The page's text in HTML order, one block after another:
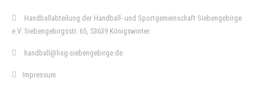
Handballabteilung der Handball- und Sportgemeinschaft Siebengebirge
e.V. Siebengebirgsstr. 65, 53639 Königswinter.
handball@hsg-siebengebirge.de
Impressum